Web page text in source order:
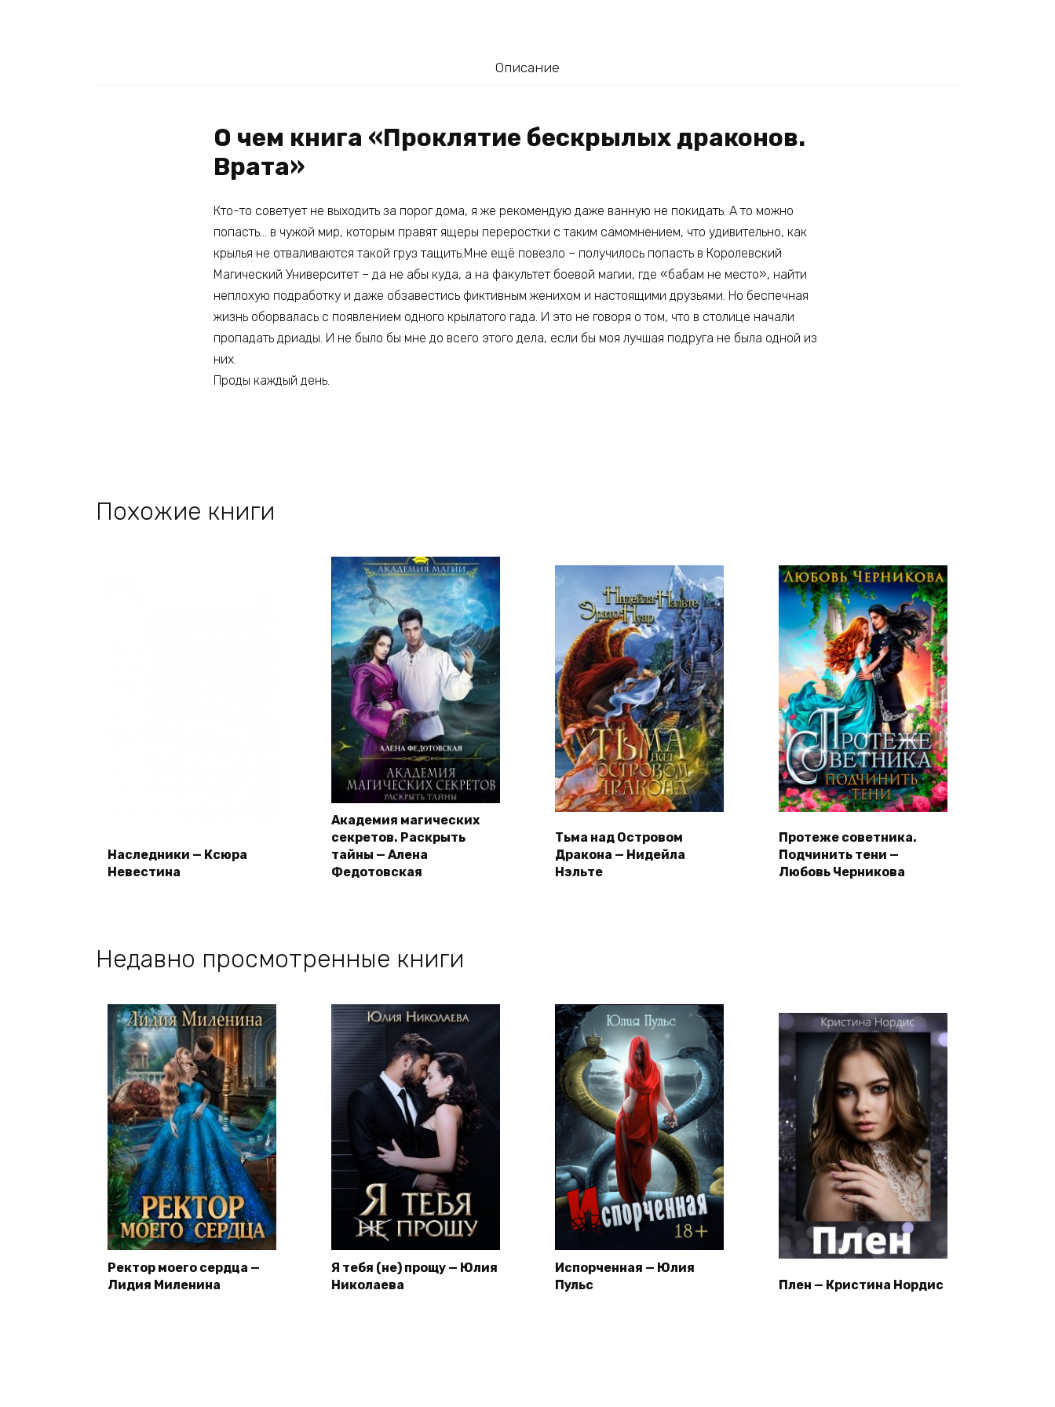
Описание
О чем книга «Проклятие бескрылых драконов.
Врата»
Кто-то советует не выходить за порог дома, я же рекомендую даже ванную не покидать. А то можно
попасть… в чужой мир, которым правят ящеры переростки с таким самомнением, что удивительно, как
крылья не отваливаются такой груз тащить.Мне ещё повезло – получилось попасть в Королевский
Магический Университет – да не абы куда, а на факультет боевой магии, где «бабам не место», найти
неплохую подработку и даже обзавестись фиктивным женихом и настоящими друзьями. Но беспечная
жизнь оборвалась с появлением одного крылатого гада. И это не говоря о том, что в столице начали
пропадать дриады. И не было бы мне до всего этого дела, если бы моя лучшая подруга не была одной из
них.​​​​​​
Проды каждый день​​​​​​​​​​​​​​. ​​​​​​
Похожие книги
Наследники — Ксюра
Невестина
Академия магических
секретов. Раскрыть
тайны — Алена
Федотовская
Тьма над Островом
Дракона — Нидейла
Нэльте
Протеже советника.
Подчинить тени —
Любовь Черникова
Недавно просмотренные книги
Ректор моего сердца —
Лидия Миленина
Я тебя (не) прощу — Юлия
Николаева
Испорченная — Юлия
Пульс
Плен — Кристина Нордис